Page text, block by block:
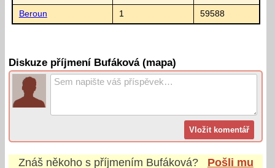
Beroun 1 59588
Diskuze příjmení Bufáková (mapa)
Znáš někoho s příjmením Bufáková?
Pošli mu